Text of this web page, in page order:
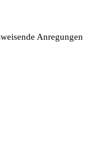
Anregungen